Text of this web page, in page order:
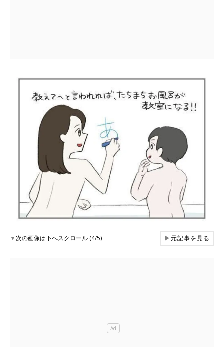
▼次の画像は下へスクロール (4/5) ▶元記事を見る